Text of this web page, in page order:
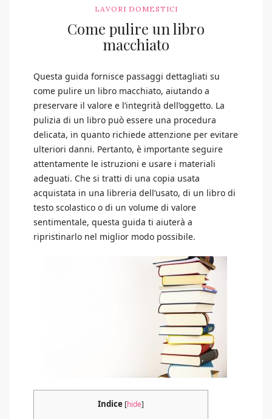
LAVORI DOMESTICI
Come pulire un libro
macchiato
Questa guida fornisce passaggi dettagliati su
come pulire un libro macchiato, aiutando a
preservare il valore e l’integrità dell’oggetto. La
pulizia di un libro può essere una procedura
delicata, in quanto richiede attenzione per evitare
ulteriori danni. Pertanto, è importante seguire
attentamente le istruzioni e usare i materiali
adeguati. Che si tratti di una copia usata
acquistata in una libreria dell’usato, di un libro di
testo scolastico o di un volume di valore
sentimentale, questa guida ti aiuterà a
ripristinarlo nel miglior modo possibile.
Indice [hide]